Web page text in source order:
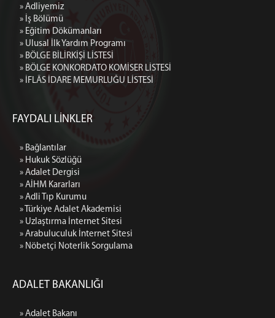
» Adliyemiz
» İş Bölümü
» Eğitim Dökümanları
» Ulusal İlk Yardım Programı
» BÖLGE BİLİRKİŞİ LİSTESİ
» BÖLGE KONKORDATO KOMİSER LİSTESİ
» İFLÂS İDARE MEMURLUĞU LİSTESİ
FAYDALI LİNKLER
» Bağlantılar
» Hukuk Sözlüğü
» Adalet Dergisi
» AİHM Kararları
» Adli Tıp Kurumu
» Türkiye Adalet Akademisi
» Uzlaştırma İnternet Sitesi
» Arabuluculuk İnternet Sitesi
» Nöbetçi Noterlik Sorgulama
ADALET BAKANLIĞI
» Adalet Bakanı